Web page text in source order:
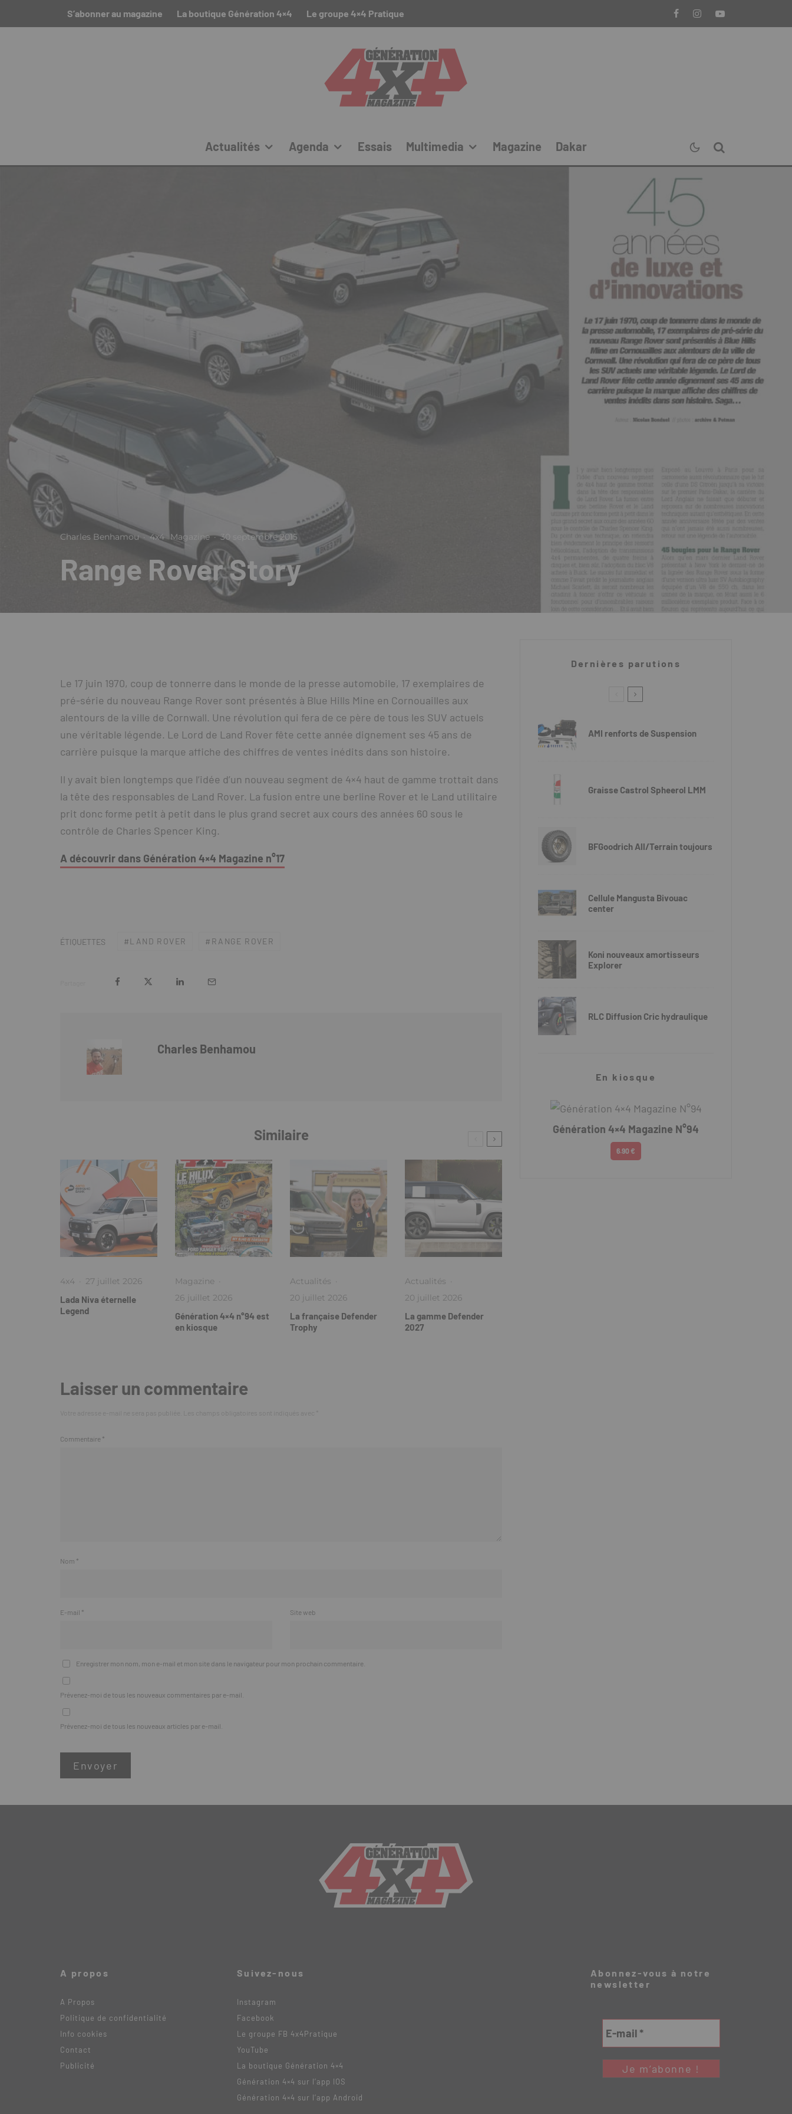
S’abonner au magazine La boutique Génération 4×4 Le groupe 4×4 Pratique
Actualités Agenda Essais Multimedia Magazine Dakar
Charles Benhamou · 4x4 Magazine · 30 septembre 2015
Range Rover Story
Le 17 juin 1970, coup de tonnerre dans le monde de la presse automobile, 17 exemplaires de
pré-série du nouveau Range Rover sont présentés à Blue Hills Mine en Cornouailles aux
alentours de la ville de Cornwall. Une révolution qui fera de ce père de tous les SUV actuels
une véritable légende. Le Lord de Land Rover fête cette année dignement ses 45 ans de
carrière puisque la marque affiche des chiffres de ventes inédits dans son histoire.
Il y avait bien longtemps que l’idée d’un nouveau segment de 4×4 haut de gamme trottait dans
la tête des responsables de Land Rover. La fusion entre une berline Rover et le Land utilitaire
prit donc forme petit à petit dans le plus grand secret aux cours des années 60 sous le
contrôle de Charles Spencer King.
A découvrir dans Génération 4×4 Magazine n°17
ÉTIQUETTES LAND ROVER RANGE ROVER
Charles Benhamou
Similaire
4x4 · 27 juillet 2026
Lada Niva éternelle
Legend
Magazine ·
26 juillet 2026
Génération 4×4 n°94 est
en kiosque
Actualités ·
20 juillet 2026
La française Defender
Trophy
Actualités ·
20 juillet 2026
La gamme Defender
2027
Laisser un commentaire
Commentaire *
Nom *
E-mail * Site web
Enregistrer mon nom, mon e-mail et mon site dans le navigateur pour mon prochain commentaire.
Prévenez-moi de tous les nouveaux commentaires par e-mail.
Prévenez-moi de tous les nouveaux articles par e-mail.
Dernières parutions
AMI renforts de Suspension
Graisse Castrol Spheerol LMM
BFGoodrich All/Terrain toujours
Cellule Mangusta Bivouac
center
Koni nouveaux amortisseurs
Explorer
RLC Diffusion Cric hydraulique
En kiosque
Génération 4×4 Magazine N°94
6.90 €
A propos
A Propos
Politique de confidentialité
Info cookies
Contact
Publicité
Suivez-nous
Instagram
Facebook
Le groupe FB 4x4Pratique
YouTube
La boutique Génération 4×4
Génération 4×4 sur l’app IOS
Génération 4×4 sur l’app Android
Abonnez-vous à notre
newsletter